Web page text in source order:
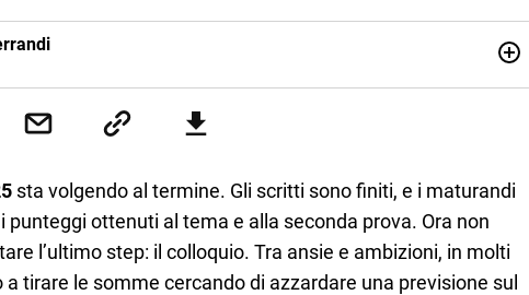
L’attualità è il mio pane quotidiano, i libri la mia via per evadere e viaggiare con
sta volgendo al termine. Gli scritti sono finiti, e i maturandi
punteggi ottenuti al tema e alla seconda prova. Ora non
l’ultimo step: il colloquio. Tra ansie e ambizioni, in molti
a tirare le somme cercando di azzardare una previsione sul